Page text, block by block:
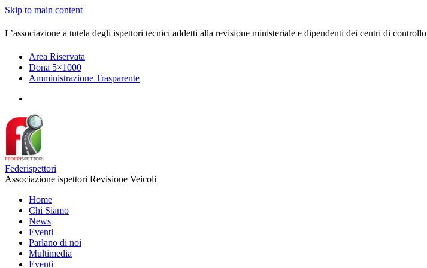
Skip to main content
L’associazione a tutela degli ispettori tecnici addetti alla revisione ministeriale e dipendenti dei centri di controllo
Area Riservata
Dona 5×1000
Amministrazione Trasparente
Federispettori
Associazione ispettori Revisione Veicoli
Home
Chi Siamo
News
Eventi
Parlano di noi
Multimedia
Eventi